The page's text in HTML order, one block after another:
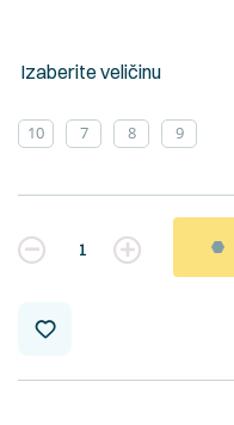
Izaberite veličinu
10 7 8 9
Kvantitet